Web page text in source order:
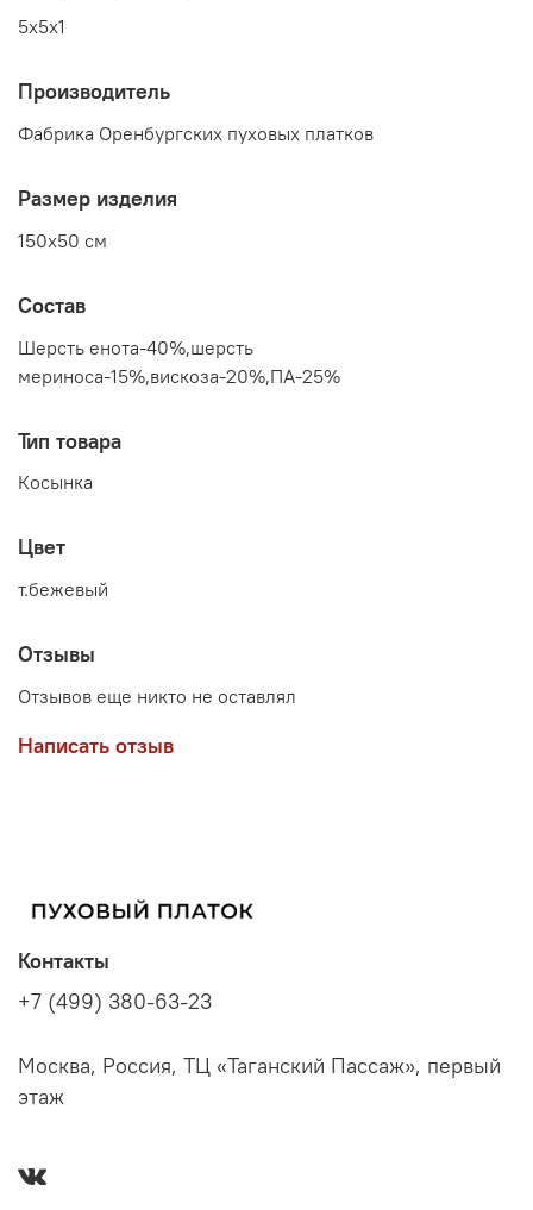
5x5x1
Производитель
Фабрика Оренбургских пуховых платков
Размер изделия
150x50 см
Состав
Шерсть енота-40%,шерсть
мериноса-15%,вискоза-20%,ПА-25%
Тип товара
Косынка
Цвет
т.бежевый
Отзывы
Отзывов еще никто не оставлял
Написать отзыв
Контакты
+7 (499) 380-63-23
Москва, Россия, ТЦ «Таганский Пассаж», первый
этаж